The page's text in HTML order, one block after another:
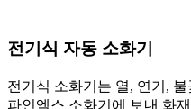
전기식 자동 소화기
전기식 소화기는 열, 연기,
파인엑스 소화기에 보내 화